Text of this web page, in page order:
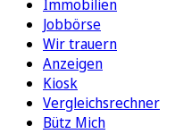
Immobilien
Jobbörse
Wir trauern
Anzeigen
Kiosk
Vergleichsrechner
Bütz Mich